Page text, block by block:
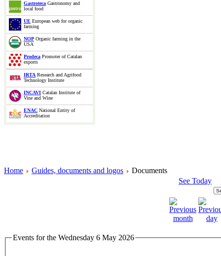
Gastroteca Gastronomy and
local food
UE European web for organic
farming
NOP Organic farming in the
USA
Prodeca Promoter of Catalan
exports
IRTA Research and Agrifood
Technology Institute
INCAVI Catalan Institute of
Vine and Wine
ENAC National Entity of
Accreditation
Home Guides, documents and logos
Documents
See Today
Events for the Wednesday 6 May 2026